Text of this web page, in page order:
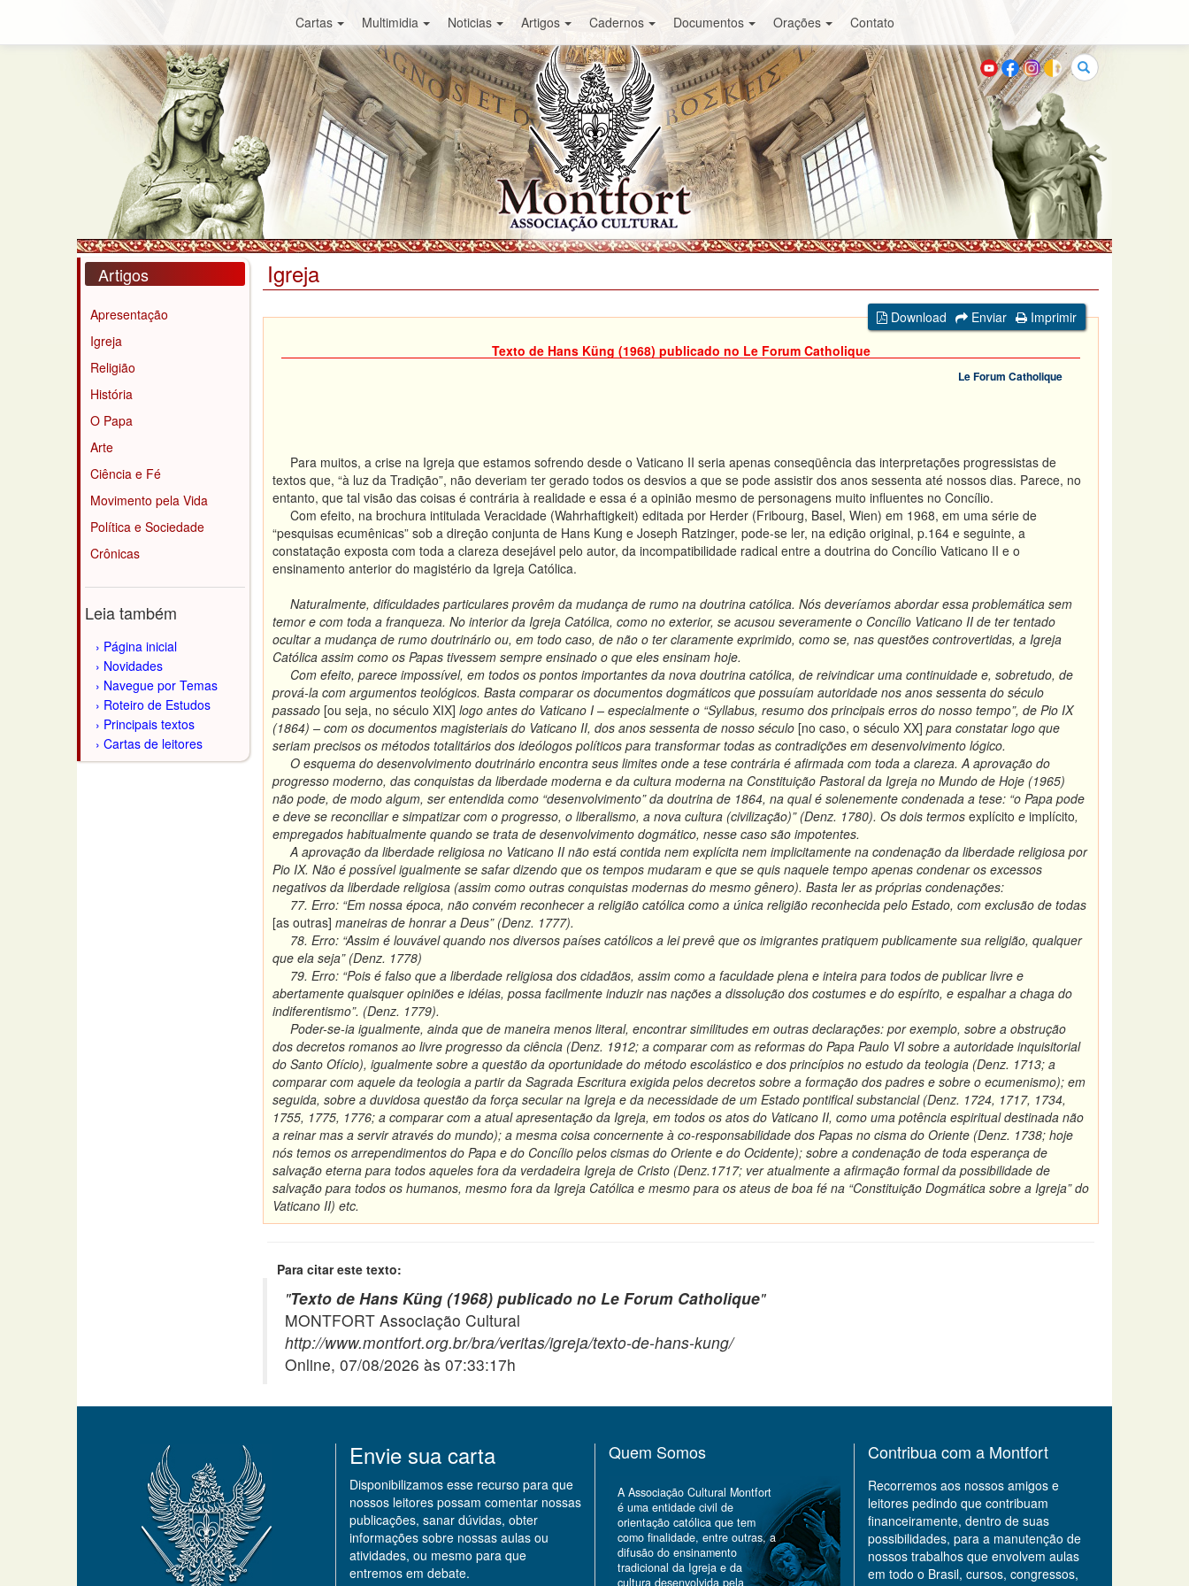
Cartas Multimidia Noticias Artigos Cadernos Documentos Orações Contato
Buscar
Artigos
Apresentação
Igreja
Religião
História
O Papa
Arte
Ciência e Fé
Movimento pela Vida
Política e Sociedade
Crônicas
Leia também
Página inicial
Novidades
Navegue por Temas
Roteiro de Estudos
Principais textos
Cartas de leitores
Igreja
Download Enviar
Imprimir
Texto de Hans Küng (1968) publicado no Le Forum Catholique
Le Forum Catholique
Para muitos, a crise na Igreja que estamos sofrendo desde o Vaticano II seria apenas conseqüência das interpretações progressistas de
textos que, “à luz da Tradição”, não deveriam ter gerado todos os desvios a que se pode assistir dos anos sessenta até nossos dias. Parece, no
entanto, que tal visão das coisas é contrária à realidade e essa é a opinião mesmo de personagens muito influentes no Concílio.
Com efeito, na brochura intitulada Veracidade (Wahrhaftigkeit) editada por Herder (Fribourg, Basel, Wien) em 1968, em uma série de
“pesquisas ecumênicas” sob a direção conjunta de Hans Kung e Joseph Ratzinger, pode-se ler, na edição original, p.164 e seguinte, a
constatação exposta com toda a clareza desejável pelo autor, da incompatibilidade radical entre a doutrina do Concílio Vaticano II e o
ensinamento anterior do magistério da Igreja Católica.
Naturalmente, dificuldades particulares provêm da mudança de rumo na doutrina católica. Nós deveríamos abordar essa problemática sem
temor e com toda a franqueza. No interior da Igreja Católica, como no exterior, se acusou severamente o Concílio Vaticano II de ter tentado
ocultar a mudança de rumo doutrinário ou, em todo caso, de não o ter claramente exprimido, como se, nas questões controvertidas, a Igreja
Católica assim como os Papas tivessem sempre ensinado o que eles ensinam hoje.
Com efeito, parece impossível, em todos os pontos importantes da nova doutrina católica, de reivindicar uma continuidade e, sobretudo, de
prová-la com argumentos teológicos. Basta comparar os documentos dogmáticos que possuíam autoridade nos anos sessenta do século
passado [ou seja, no século XIX] logo antes do Vaticano I – especialmente o “Syllabus, resumo dos principais erros do nosso tempo”, de Pio IX
(1864) – com os documentos magisteriais do Vaticano II, dos anos sessenta de nosso século [no caso, o século XX] para constatar logo que
seriam precisos os métodos totalitários dos ideólogos políticos para transformar todas as contradições em desenvolvimento lógico.
O esquema do desenvolvimento doutrinário encontra seus limites onde a tese contrária é afirmada com toda a clareza. A aprovação do
progresso moderno, das conquistas da liberdade moderna e da cultura moderna na Constituição Pastoral da Igreja no Mundo de Hoje (1965)
não pode, de modo algum, ser entendida como “desenvolvimento” da doutrina de 1864, na qual é solenemente condenada a tese: “o Papa pode
e deve se reconciliar e simpatizar com o progresso, o liberalismo, a nova cultura (civilização)” (Denz. 1780). Os dois termos explícito e implícito,
empregados habitualmente quando se trata de desenvolvimento dogmático, nesse caso são impotentes.
A aprovação da liberdade religiosa no Vaticano II não está contida nem explícita nem implicitamente na condenação da liberdade religiosa por
Pio IX. Não é possível igualmente se safar dizendo que os tempos mudaram e que se quis naquele tempo apenas condenar os excessos
negativos da liberdade religiosa (assim como outras conquistas modernas do mesmo gênero). Basta ler as próprias condenações:
77. Erro: “Em nossa época, não convém reconhecer a religião católica como a única religião reconhecida pelo Estado, com exclusão de todas
[as outras] maneiras de honrar a Deus” (Denz. 1777).
78. Erro: “Assim é louvável quando nos diversos países católicos a lei prevê que os imigrantes pratiquem publicamente sua religião, qualquer
que ela seja” (Denz. 1778)
79. Erro: “Pois é falso que a liberdade religiosa dos cidadãos, assim como a faculdade plena e inteira para todos de publicar livre e
abertamente quaisquer opiniões e idéias, possa facilmente induzir nas nações a dissolução dos costumes e do espírito, e espalhar a chaga do
indiferentismo”. (Denz. 1779).
Poder-se-ia igualmente, ainda que de maneira menos literal, encontrar similitudes em outras declarações: por exemplo, sobre a obstrução
dos decretos romanos ao livre progresso da ciência (Denz. 1912; a comparar com as reformas do Papa Paulo VI sobre a autoridade inquisitorial
do Santo Ofício), igualmente sobre a questão da oportunidade do método escolástico e dos princípios no estudo da teologia (Denz. 1713; a
comparar com aquele da teologia a partir da Sagrada Escritura exigida pelos decretos sobre a formação dos padres e sobre o ecumenismo); em
seguida, sobre a duvidosa questão da força secular na Igreja e da necessidade de um Estado pontifical substancial (Denz. 1724, 1717, 1734,
1755, 1775, 1776; a comparar com a atual apresentação da Igreja, em todos os atos do Vaticano II, como uma potência espiritual destinada não
a reinar mas a servir através do mundo); a mesma coisa concernente à co-responsabilidade dos Papas no cisma do Oriente (Denz. 1738; hoje
nós temos os arrependimentos do Papa e do Concílio pelos cismas do Oriente e do Ocidente); sobre a condenação de toda esperança de
salvação eterna para todos aqueles fora da verdadeira Igreja de Cristo (Denz.1717; ver atualmente a afirmação formal da possibilidade de
salvação para todos os humanos, mesmo fora da Igreja Católica e mesmo para os ateus de boa fé na “Constituição Dogmática sobre a Igreja” do
Vaticano II) etc.
Para citar este texto:
"Texto de Hans Küng (1968) publicado no Le Forum Catholique"
MONTFORT Associação Cultural
http://www.montfort.org.br/bra/veritas/igreja/texto-de-hans-kung/
Online, 07/08/2026 às 07:33:17h
Envie sua carta
Disponibilizamos esse recurso para que
nossos leitores possam comentar nossas
publicações, sanar dúvidas, obter
informações sobre nossas aulas ou
atividades, ou mesmo para que
entremos em debate.
Quem Somos
A Associação Cultural Montfort
é uma entidade civil de
orientação católica que tem
como finalidade, entre outras, a
difusão do ensinamento
tradicional da Igreja e da
cultura desenvolvida pela
Contribua com a Montfort
Recorremos aos nossos amigos e
leitores pedindo que contribuam
financeiramente, dentro de suas
possibilidades, para a manutenção de
nossos trabalhos que envolvem aulas
em todo o Brasil, cursos, congressos,